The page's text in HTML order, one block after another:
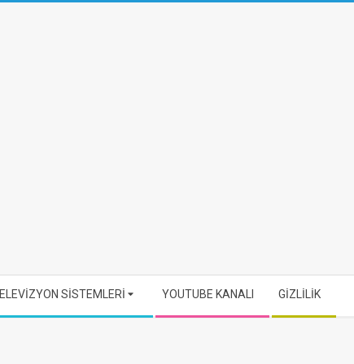
SİSTEMLERİ YOUTUBE KANALI GİZLİLİK